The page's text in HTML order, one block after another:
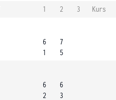
1 2 3
Kurs
6
1
7
5
6
2
6
3